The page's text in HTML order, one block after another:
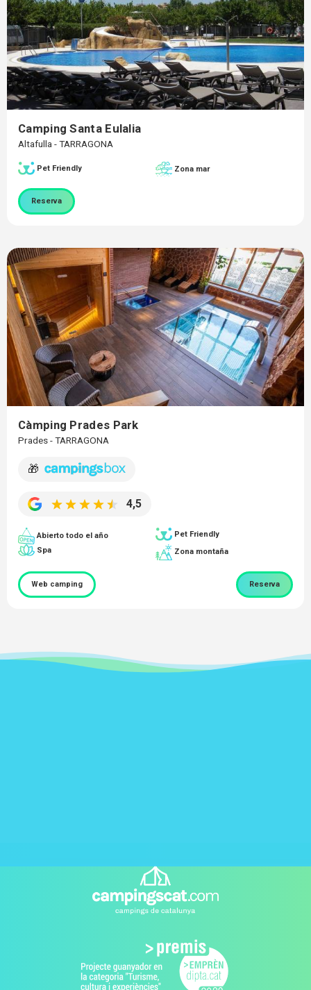
Camping Santa Eulalia
Altafulla - TARRAGONA
Pet Friendly Zona mar
Reserva
Càmping Prades Park
Prades - TARRAGONA
🎁
4,5
Abierto todo el año
Pet Friendly
Spa
Zona montaña
Web camping Reserva